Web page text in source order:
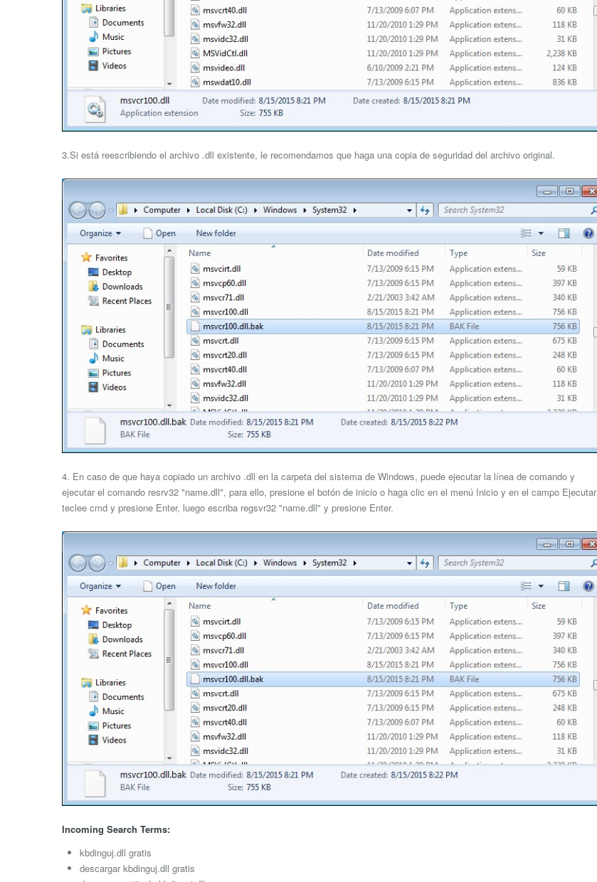
3.Si está reescribiendo el archivo .dll existente, le recomendamos que haga una copia de seguridad del archivo original.
4. En caso de que haya copiado un archivo .dll en la carpeta del sistema de Windows, puede ejecutar la línea de comando y
ejecutar el comando resrv32 "name.dll", para ello, presione el botón de inicio o haga clic en el menú Inicio y en el campo Ejecutar
teclee cmd y presione Enter, luego escriba regsvr32 "name.dll" y presione Enter.
Incoming Search Terms:
kbdinguj.dll gratis
descargar kbdinguj.dll gratis